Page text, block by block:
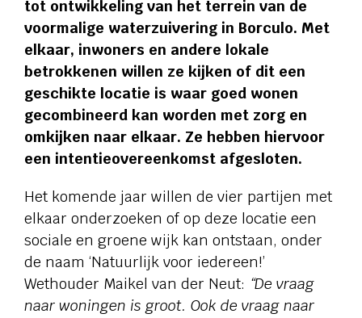
tot ontwikkeling van het terrein van de
voormalige waterzuivering in Borculo. Met
elkaar, inwoners en andere lokale
betrokkenen willen ze kijken of dit een
geschikte locatie is waar goed wonen
gecombineerd kan worden met zorg en
omkijken naar elkaar. Ze hebben hiervoor
een intentieovereenkomst afgesloten.
Het komende jaar willen de vier partijen met
elkaar onderzoeken of op deze locatie een
sociale en groene wijk kan ontstaan, onder
de naam ‘Natuurlijk voor iedereen!’
Wethouder Maikel van der Neut: “De vraag
naar woningen is groot. Ook de vraag naar
Vragen en advies:
088 110 6000
Zorg aan huis:
0544 745 555